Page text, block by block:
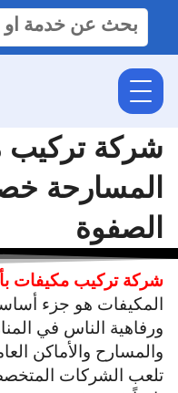
البحث
عن:
شركة تركيب
الصفوة
شركة تركيب مكيفات
المكيفات هو جزء
ورفاهية الناس في
والمسارح والأماكن
تلعب الشركات